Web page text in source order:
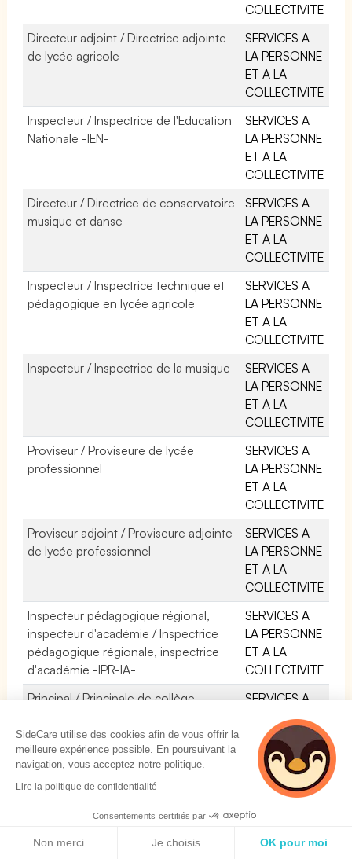
COLLECTIVITE
Directeur adjoint / Directrice adjointe
de lycée agricole
SERVICES A
LA PERSONNE
ET A LA
COLLECTIVITE
Inspecteur / Inspectrice de l'Education
Nationale -IEN-
SERVICES A
LA PERSONNE
ET A LA
COLLECTIVITE
Directeur / Directrice de conservatoire
musique et danse
SERVICES A
LA PERSONNE
ET A LA
COLLECTIVITE
Inspecteur / Inspectrice technique et
pédagogique en lycée agricole
SERVICES A
LA PERSONNE
ET A LA
COLLECTIVITE
Inspecteur / Inspectrice de la musique
SERVICES A
LA PERSONNE
ET A LA
COLLECTIVITE
Proviseur / Proviseure de lycée
professionnel
SERVICES A
LA PERSONNE
ET A LA
COLLECTIVITE
Proviseur adjoint / Proviseure adjointe
de lycée professionnel
SERVICES A
LA PERSONNE
ET A LA
COLLECTIVITE
Inspecteur pédagogique régional,
inspecteur d'académie / Inspectrice
pédagogique régionale, inspectrice
d'académie -IPR-IA-
SERVICES A
LA PERSONNE
ET A LA
COLLECTIVITE
Principal / Principale de collège
SERVICES A
LA PERSONNE
ET A LA
COLLECTIVITE
Principal adjoint / Principale adjointe
SERVICES A
LA PERSONNE
ET A LA
SideCare utilise des cookies afin de vous offrir la
meilleure expérience possible. En poursuivant la
navigation, vous acceptez notre politique.
Lire la politique de confidentialité
Consentements certifiés par
Non merci Je choisis OK pour moi
5 personnes
consultent
actuellement cette